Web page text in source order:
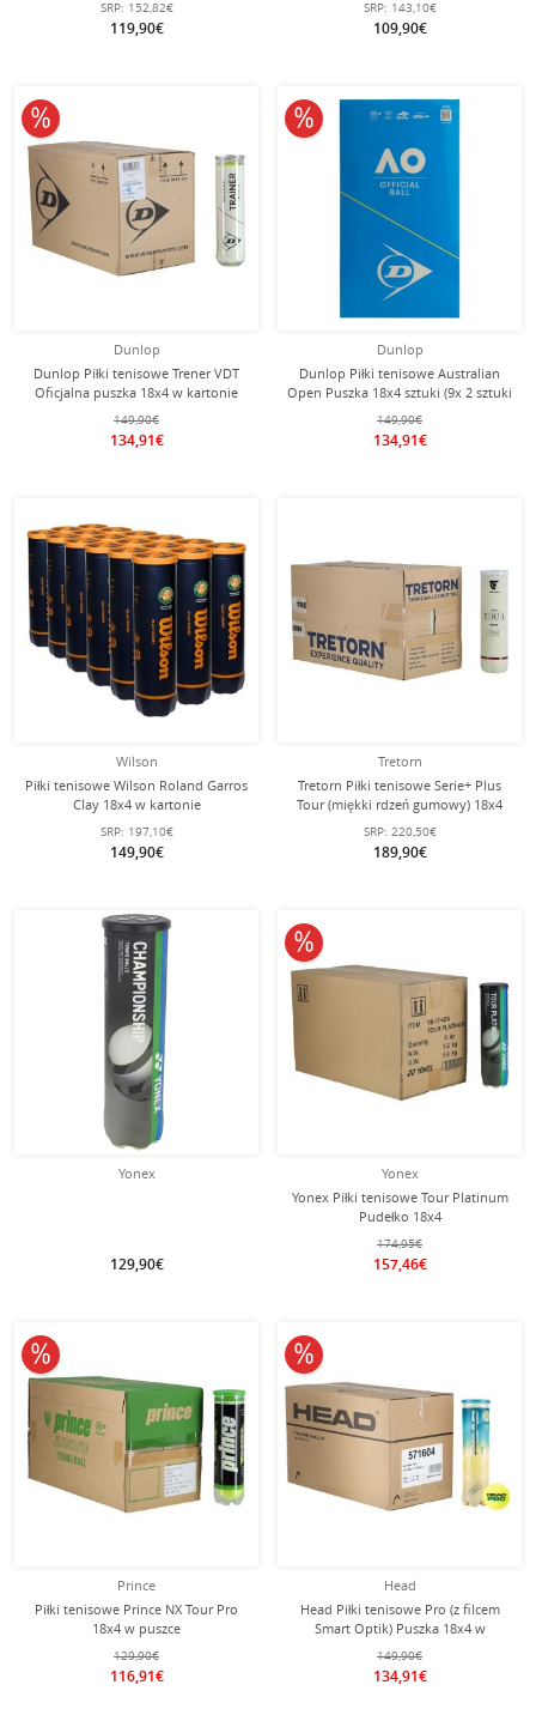
SRP: 152,82€
119,90€
SRP: 143,10€
109,90€
Dunlop
Dunlop Piłki tenisowe Trener VDT
Oficjalna puszka 18x4 w kartonie
149,90€
134,91€
10% obniżone
Dunlop
Dunlop Piłki tenisowe Australian
Open Puszka 18x4 sztuki (9x 2 sztuki
w opakowaniu)
149,90€
134,91€
10% obniżone
Wilson
Piłki tenisowe Wilson Roland Garros
Clay 18x4 w kartonie
SRP: 197,10€
149,90€
Tretorn
Tretorn Piłki tenisowe Serie+ Plus
Tour (miękki rdzeń gumowy) 18x4
karton
SRP: 220,50€
189,90€
Yonex
129,90€
Yonex
Yonex Piłki tenisowe Tour Platinum
Pudełko 18x4
174,95€
157,46€
10% obniżone
Prince
Piłki tenisowe Prince NX Tour Pro
18x4 w puszce
129,90€
116,91€
10% obniżone
Head
Head Piłki tenisowe Pro (z filcem
Smart Optik) Puszka 18x4 w
kartonie
149,90€
134,91€
10% obniżone